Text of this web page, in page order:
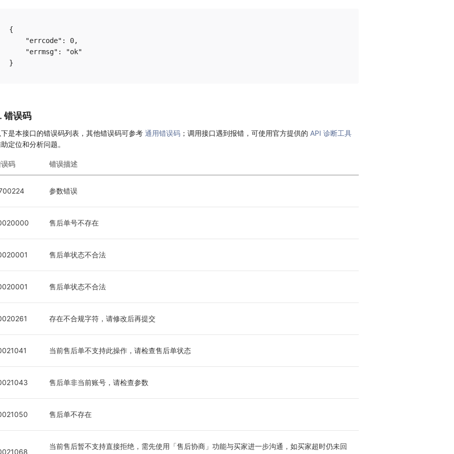
{
    "errcode": 0,
    "errmsg": "ok"
错误码
是本接口的错误码列表，其他错误码可参考 通用错误码 ；调用接口遇到报错，可使用官方提供的 API 诊断工具
定位和分析问题。
码 错误描述
参数错误
售后单号不存在
售后单状态不合法
售后单状态不合法
存在不合规字符，请修改后再提交
当前售后单不支持此操作，请检查售后单状态
售后单非当前账号，请检查参数
售后单不存在
当前售后暂不支持直接拒绝，需先使用「售后协商」功能与买家进一步沟通，如买家超时仍未回